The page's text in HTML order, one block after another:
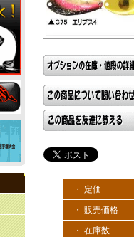
・ 定価
・ 販売価格
・ 在庫数